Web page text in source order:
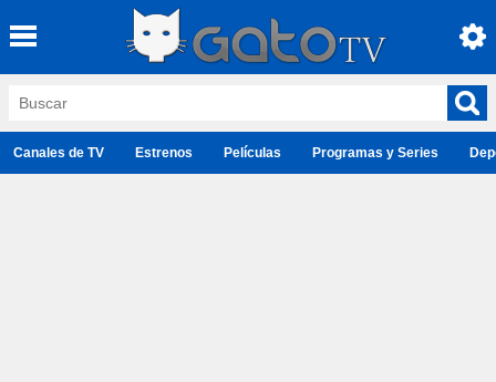
Canales de TV Estrenos Películas Programas y Series